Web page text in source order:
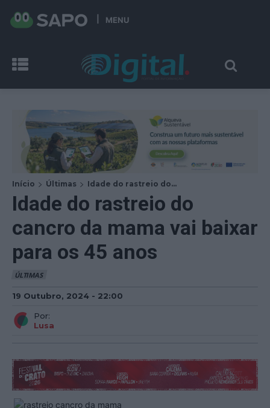
MENU
Início Últimas Idade do rastreio do...
Idade do rastreio do
cancro da mama vai baixar
para os 45 anos
ÚLTIMAS
19 Outubro, 2024 - 22:00
Por:
Lusa